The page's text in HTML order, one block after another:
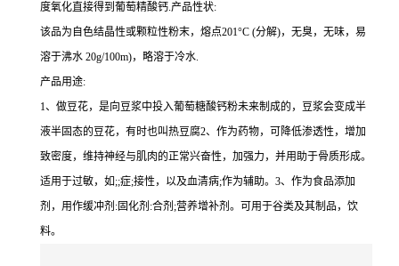
度氧化直接得到葡萄精酸钙.产品性状:
该品为自色结晶性或颗粒性粉末，熔点201°C (分解)，无臭，无味，易
溶于沸水 20g/100m)，略溶于冷水.
产品用途:
1、做豆花，是向豆浆中投入葡萄糖酸钙粉未来制成的，豆浆会变成半
液半固态的豆花，有时也叫热豆腐2、作为药物，可降低渗透性，增加
致密度，维持神经与肌肉的正常兴奋性，加强力，并用助于骨质形成。
适用于过敏，如;;症;接性，以及血清病;作为辅助。3、作为食品添加
剂，用作缓冲剂:固化剂:合剂;营养增补剂。可用于谷类及其制品，饮
料。